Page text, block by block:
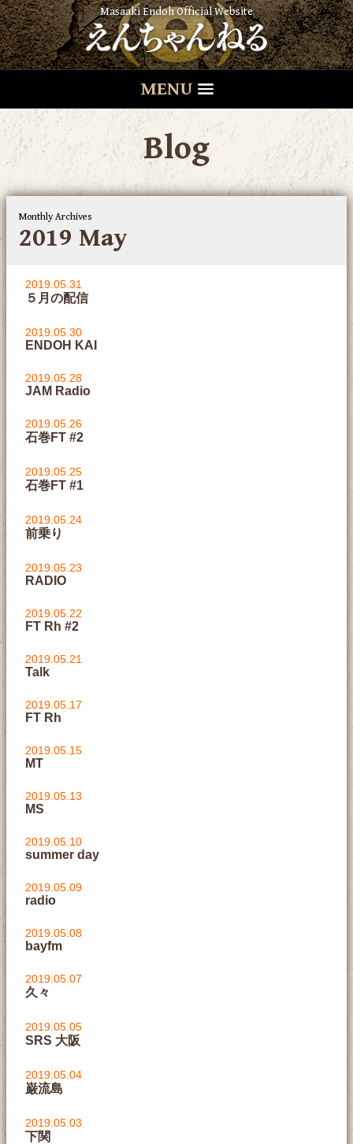
Masaaki Endoh Official Website
MENU
Blog
Monthly Archives
2019 May
2019.05.31
５月の配信
2019.05.30
ENDOH KAI
2019.05.28
JAM Radio
2019.05.26
石巻FT #2
2019.05.25
石巻FT #1
2019.05.24
前乗り
2019.05.23
RADIO
2019.05.22
FT Rh #2
2019.05.21
Talk
2019.05.17
FT Rh
2019.05.15
MT
2019.05.13
MS
2019.05.10
summer day
2019.05.09
radio
2019.05.08
bayfm
2019.05.07
久々
2019.05.05
SRS 大阪
2019.05.04
巌流島
2019.05.03
下関